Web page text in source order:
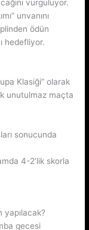
vurguluyor.
unvanını
ödün
hedefliyor.
Klasiği” olarak
unutulmaz maçta
sonucunda
4-2’lik skorla
yapılacak?
gecesi